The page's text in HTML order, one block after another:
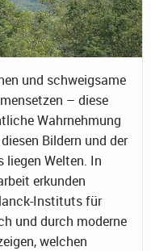
und schweigsame
– diese
Wahrnehmung
Bildern und der
liegen Welten. In
erkunden
Instituts für
und durch moderne
welchen